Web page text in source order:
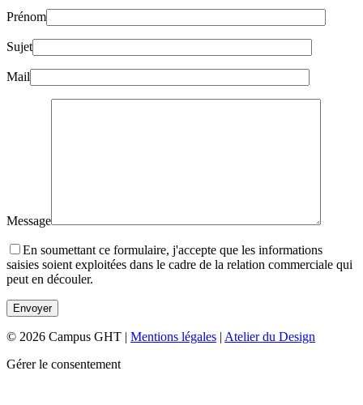
Prénom
Sujet
Mail
Message
En soumettant ce formulaire, j'accepte que les informations
saisies soient exploitées dans le cadre de la relation commerciale qui
peut en découler.
© 2026 Campus GHT | Mentions légales | Atelier du Design
Gérer le consentement